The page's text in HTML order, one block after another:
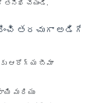
తనిఖీ చేయండి.
తరచుగా అడిగే
ఆరోగ్య బీమా
మరియు